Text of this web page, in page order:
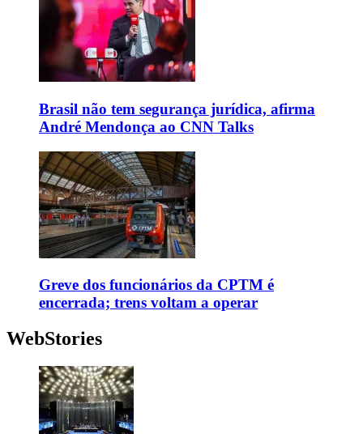
Brasil não tem segurança jurídica, afirma
André Mendonça ao CNN Talks
Greve dos funcionários da CPTM é
encerrada; trens voltam a operar
WebStories